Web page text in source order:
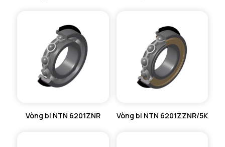
Vòng bi NTN 6201ZNR Vòng bi NTN 6201ZZNR/5K